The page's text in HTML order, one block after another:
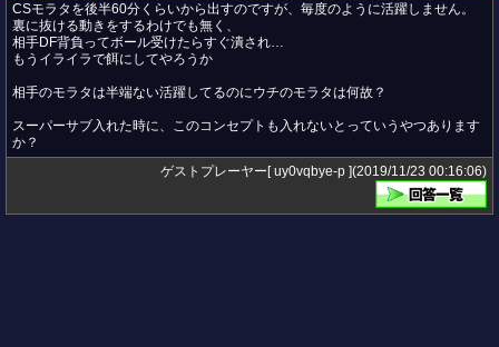
CSモラタを後半60分くらいから出すのですが、毎度のように活躍しません。
裏に抜ける動きをするわけでも無く、
相手DF背負ってボール受けたらすぐ潰され…
もうイライラで餌にしてやろうか
相手のモラタは半端ない活躍してるのにウチのモラタは何故？
スーパーサブ入れた時に、このコンセプトも入れないとっていうやつあります
か？
ゲストプレーヤー[ uy0vqbye-p ](2019/11/23 00:16:06)